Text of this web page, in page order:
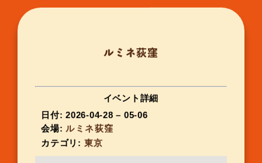
ルミネ荻窪
イベント詳細
日付: 2026-04-28 – 05-06
会場: ルミネ荻窪
カテゴリ: 東京